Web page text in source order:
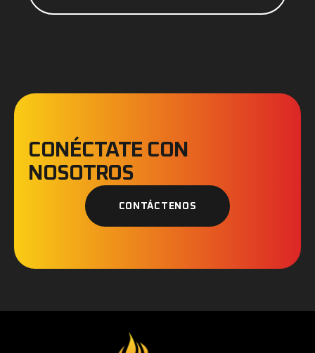
CONÉCTATE CON
NOSOTROS
CONTÁCTENOS